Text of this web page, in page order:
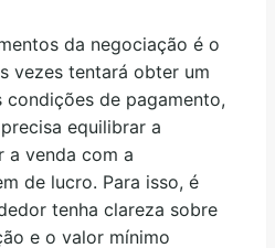
da negociação é o
vezes tentará obter um
de pagamento,
equilibrar a
a venda com a
de lucro. Para isso, é
tenha clareza sobre
e o valor mínimo